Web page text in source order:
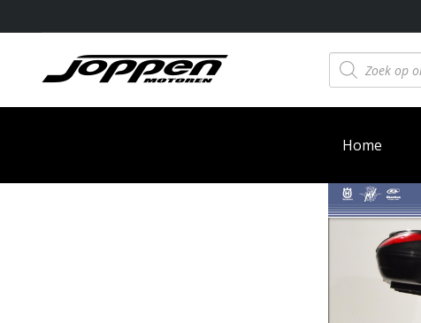
Producten
zoeken
Home